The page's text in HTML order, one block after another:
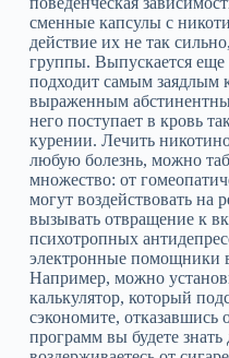
сменные капсулы с
действие их не так
группы. Выпускается еще
подходит самым заядлым
выраженным
него поступает в кровь
курении. Лечить
любую болезнь, можно
множество: от
могут воздействовать на
вызывать отвращение к
психотропных
электронные помощники
Например, можно
калькулятор, который
сэкономите,
программ вы будете